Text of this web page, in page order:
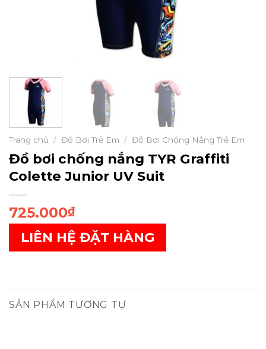
Trang chủ / Đồ Bơi Trẻ Em / Đồ Bơi Chống Nắng Trẻ Em
Đồ bơi chống nắng TYR Graffiti
Colette Junior UV Suit
725.000₫
LIÊN HỆ ĐẶT HÀNG
SẢN PHẨM TƯƠNG TỰ